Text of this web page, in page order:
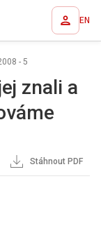
EN
- 5
znali a
Stáhnout PDF